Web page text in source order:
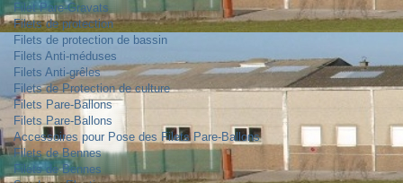
Filet Pare-Gravats
Filets de protection
Filets de protection de bassin
Filets Anti-méduses
Filets Anti-grêles
Filets de Protection de culture
Filets Pare-Ballons
Filets Pare-Ballons
Accessoires pour Pose des Filets Pare-Ballons
Filets de Bennes
Filets de Bennes